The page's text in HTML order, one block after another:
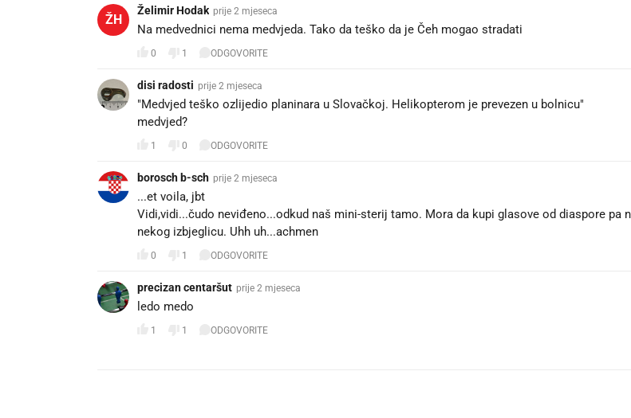
ŽH
Želimir Hodak prije 2 mjeseca
Na medvednici nema medvjeda. Tako da teško da je Čeh mogao stradati
0 1 ODGOVORITE
disi radosti prije 2 mjeseca
"Medvjed teško ozlijedio planinara u Slovačkoj. Helikopterom je prevezen u bolnicu"
medvjed?
1 0 ODGOVORITE
borosch b-sch prije 2 mjeseca
...et voila, jbt
Vidi,vidi...čudo neviđeno...odkud naš mini-sterij tamo. Mora da kupi glasove od diaspore pa
nekog izbjeglicu. Uhh uh...achmen
0 1 ODGOVORITE
precizan centaršut prije 2 mjeseca
ledo medo
1 1 ODGOVORITE